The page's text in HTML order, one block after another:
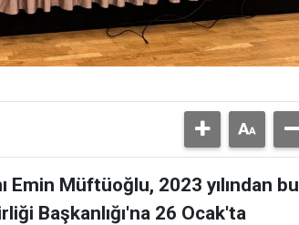
Emin Müftüoğlu, 2023 yılından bu
Başkanlığı'na 26 Ocak'ta